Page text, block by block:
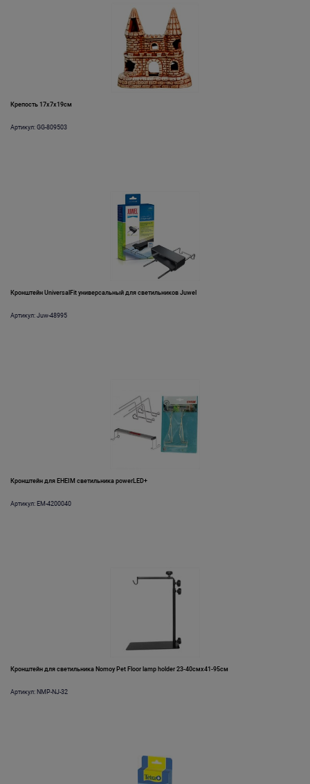
Крепость 17x7x19см
Артикул: GG-809503
Кронштейн UniversalFit универсальный для светильников Juwel
Артикул: Juw-48995
Кронштейн для EHEIM светильника powerLED+
Артикул: EM-4200040
Кронштейн для светильника Nomoy Pet Floor lamp holder 23-40смх41-95см
Артикул: NMP-NJ-32